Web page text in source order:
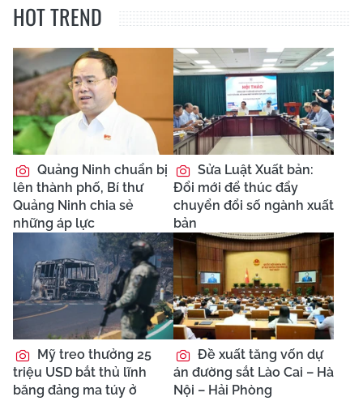
HOT TREND
Quảng Ninh chuẩn bị
lên thành phố, Bí thư
Quảng Ninh chia sẻ
những áp lực
Sửa Luật Xuất bản:
Đổi mới để thúc đẩy
chuyển đổi số ngành xuất
bản
Mỹ treo thưởng 25
triệu USD bắt thủ lĩnh
băng đảng ma túy ở
Đề xuất tăng vốn dự
án đường sắt Lào Cai – Hà
Nội – Hải Phòng